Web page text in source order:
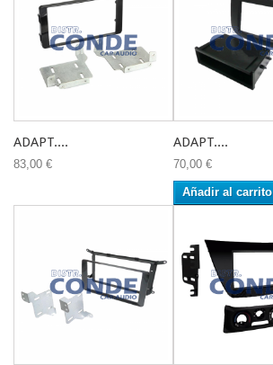
ADAPT....
83,00 €
ADAPT....
70,00 €
Añadir al carrito